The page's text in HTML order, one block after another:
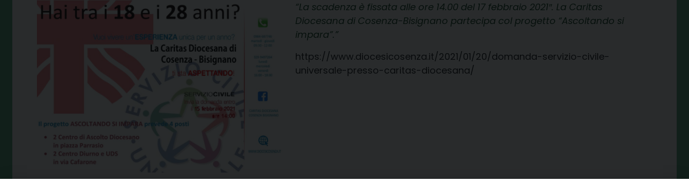
La scadenza è fissata alle ore 14.00 del 17 febbraio 2021″. La Caritas
Diocesana di Cosenza-Bisignano partecipa col progetto “Ascoltando si
impara”.
https://www.diocesicosenza.it/2021/01/20/domanda-servizio-civile-
universale-presso-caritas-diocesana/